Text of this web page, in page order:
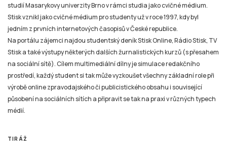
studií Masarykovy univerzity Brno v rámci studia jako cvičné médium.
Stisk vznikl jako cvičné médium pro studenty už v roce 1997, kdy byl
jedním z prvních internetových časopisů v České republice.
Na portálu zájemci najdou studentský deník Stisk Online, Rádio Stisk, TV
Stisk a také výstupy některých dalších žurnalistických kurzů (s přesahem
na sociální sítě). Cílem multimediální dílny je simulace redakčního
prostředí, každý student si tak může vyzkoušet všechny základní role při
výrobě online zpravodajského či publicistického obsahu i související
působení na sociálních sítích a připravit se tak na praxi v různých typech
médií.
TIRÁŽ